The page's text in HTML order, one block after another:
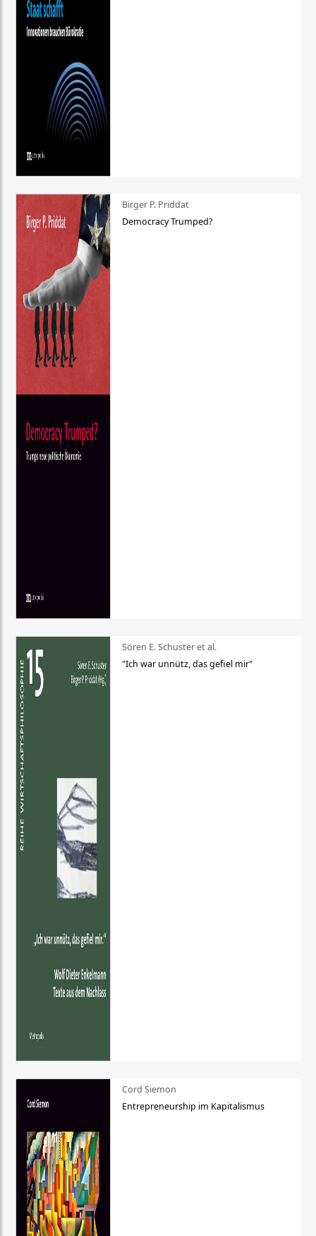
Birger P. Priddat
Democracy Trumped?
Sören E. Schuster et al.
"Ich war unnütz, das gefiel mir"
Cord Siemon
Entrepreneurship im Kapitalismus